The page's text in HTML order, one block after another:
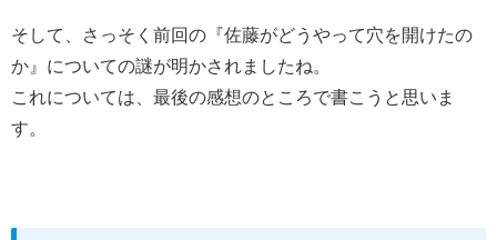
そして、さっそく前回の『佐藤がどうやって穴を開けたの
か』についての謎が明かされましたね。
これについては、最後の感想のところで書こうと思いま
す。